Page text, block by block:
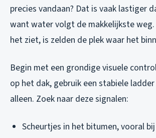
precies vandaan? Dat is vaak lastiger
want water volgt de makkelijkste weg.
het ziet, is zelden de plek waar het
Begin met een grondige visuele
op het dak, gebruik een stabiele
alleen. Zoek naar deze signalen:
Scheurtjes in het bitumen, vooral